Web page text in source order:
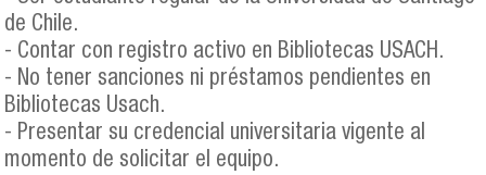
de Chile.
- Contar con registro activo en Bibliotecas USACH.
- No tener sanciones ni préstamos pendientes en
Bibliotecas Usach.
- Presentar su credencial universitaria vigente al
momento de solicitar el equipo.